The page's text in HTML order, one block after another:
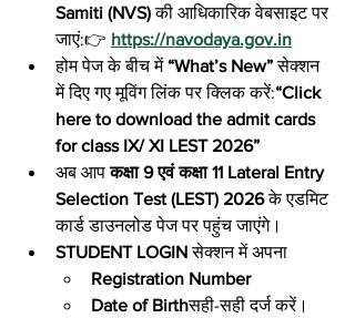
Samiti (NVS) की आधिकारिक वेबसाइट पर
जाएं:👉 https://navodaya.gov.in
होम पेज के बीच में “What’s New” सेक्शन
में दिए गए मूविंग लिंक पर क्लिक करें:“Click
here to download the admit cards
for class IX/ XI LEST 2026”
अब आप कक्षा 9 एवं कक्षा 11 Lateral Entry
Selection Test (LEST) 2026 के एडमिट
कार्ड डाउनलोड पेज पर पहुंच जाएंगे।
STUDENT LOGIN सेक्शन में अपना
Registration Number
Date of Birthसही-सही दर्ज करें।